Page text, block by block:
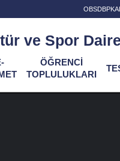
OBSDBP
ve Spor
ÖĞRENCİ
TOPLULUKLARI